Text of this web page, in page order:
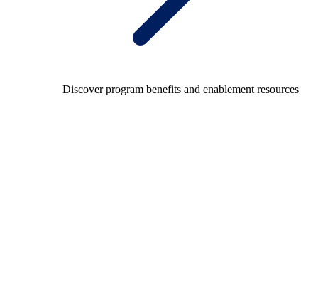
Discover program benefits and enablement resources